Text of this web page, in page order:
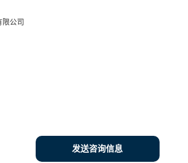
公司
发送咨询信息